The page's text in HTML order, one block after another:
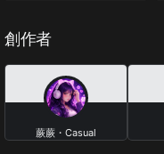
創作者
蕨蕨・Casual